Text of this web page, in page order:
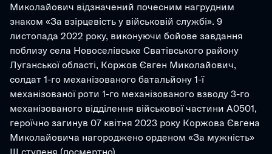
Миколайович відзначений почесним нагрудним
знаком «За взірцевість у військовій службі». 9
листопада 2022 року, виконуючи бойове завдання
поблизу села Новоселівське Сватівського району
Луганської області, Коржов Євген Миколайович,
солдат 1-го механізованого батальйону 1-ї
механізованої роти 1-го механізованого взводу 3-го
механізованого відділення військової частини А0501,
героїчно загинув 07 квітня 2023 року Коржова Євгена
Миколайовича нагороджено орденом «За мужність»
ІІІ ступеня (посмертно)